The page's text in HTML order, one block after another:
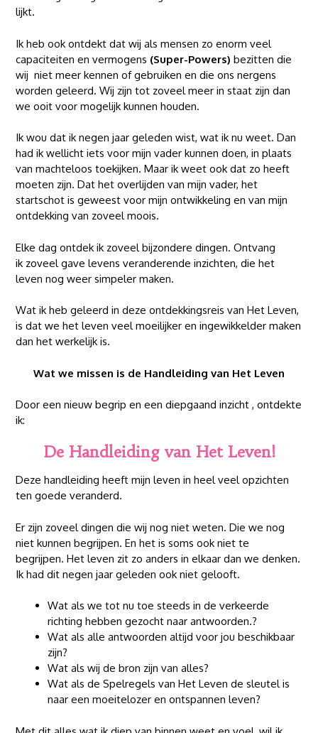
lijkt.
Ik heb ook ontdekt dat wij als mensen zo enorm veel
capaciteiten en vermogens (Super-Powers) bezitten die
wij niet meer kennen of gebruiken en die ons nergens
worden geleerd. Wij zijn tot zoveel meer in staat zijn dan
we ooit voor mogelijk kunnen houden.
Ik wou dat ik negen jaar geleden wist, wat ik nu weet. Dan
had ik wellicht iets voor mijn vader kunnen doen, in plaats
van machteloos toekijken. Maar ik weet ook dat zo heeft
moeten zijn. Dat het overlijden van mijn vader, het
startschot is geweest voor mijn ontwikkeling en van mijn
ontdekking van zoveel moois.
Elke dag ontdek ik zoveel bijzondere dingen. Ontvang
ik zoveel gave levens veranderende inzichten, die het
leven nog weer simpeler maken.
Wat ik heb geleerd in deze ontdekkingsreis van Het Leven,
is dat we het leven veel moeilijker en ingewikkelder maken
dan het werkelijk is.
Wat we missen is de Handleiding van Het Leven
Door een nieuw begrip en een diepgaand inzicht , ontdekte
ik:
De Handleiding van Het Leven!
Deze handleiding heeft mijn leven in heel veel opzichten
ten goede veranderd.
Er zijn zoveel dingen die wij nog niet weten. Die we nog
niet kunnen begrijpen. En het is soms ook niet te
begrijpen. Het leven zit zo anders in elkaar dan we denken.
Ik had dit negen jaar geleden ook niet gelooft.
Wat als we tot nu toe steeds in de verkeerde
richting hebben gezocht naar antwoorden.?
Wat als alle antwoorden altijd voor jou beschikbaar
zijn?
Wat als wij de bron zijn van alles?
Wat als de Spelregels van Het Leven de sleutel is
naar een moeitelozer en ontspannen leven?